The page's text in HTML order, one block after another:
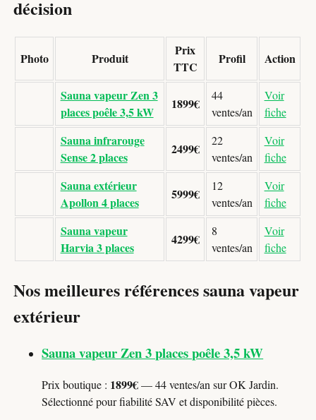
décision
Photo Produit
Prix
TTC
Profil Action
Sauna vapeur Zen 3
places poêle 3,5 kW
1899€
44
ventes/an
Voir
fiche
Sauna infrarouge
Sense 2 places
2499€
22
ventes/an
Voir
fiche
Sauna extérieur
Apollon 4 places
5999€
12
ventes/an
Voir
fiche
Sauna vapeur
Harvia 3 places
4299€
8
ventes/an
Voir
fiche
Nos meilleures références sauna vapeur
extérieur
Sauna vapeur Zen 3 places poêle 3,5 kW
Prix boutique : 1899€— 44 ventes/an sur OK Jardin.
Sélectionné pour fiabilité SAV et disponibilité pièces.